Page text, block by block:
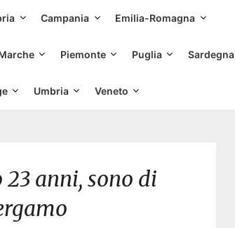
Campania Emilia-Romagna
Piemonte Puglia Sardegna
Umbria Veneto
23 anni, sono di